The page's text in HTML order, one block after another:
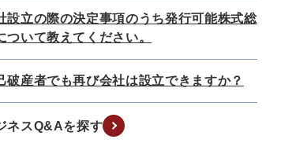
設立の際の決定事項のうち発行可能株式総
ついて教えてください。
破産者でも再び会社は設立できますか？
ネスQ&Aを探す